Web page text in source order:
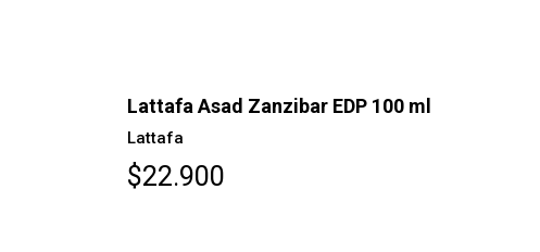
Lattafa Asad Zanzibar EDP 100 ml
Lattafa
$22.900